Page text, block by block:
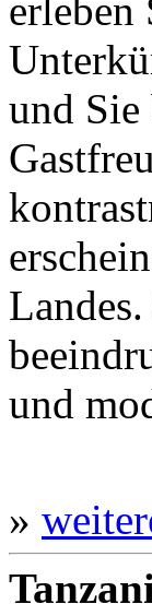
erleben
und Sie
und
»